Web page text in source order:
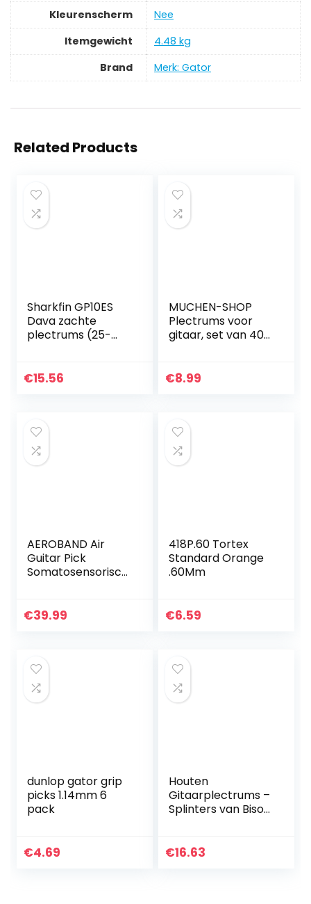
Kleurenscherm
‎Nee
Itemgewicht
‎4.48 kg
Brand
Merk: Gator
Related Products
Sharkfin GP10ES
Dava zachte
plectrums (25-
€15.56
MUCHEN-SHOP
Plectrums voor
gitaar, set van 40
elektrische gitaar,
€8.99
AEROBAND Air
Guitar Pick
Somatosensorisch
imiteert de
€39.99
418P.60 Tortex
Standard Orange
.60Mm
€6.59
dunlop gator grip
picks 1.14mm 6
pack
€4.69
Houten
Gitaarplectrums –
Splinters van Bison
€16.63